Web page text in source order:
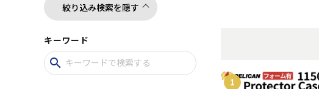
フリースタイルダイビング
バッグ・ケース
スイミング
でしか
LINE ID連携でお買い物が便利に
求人
絞り込み検索を隠す
キーワード
search